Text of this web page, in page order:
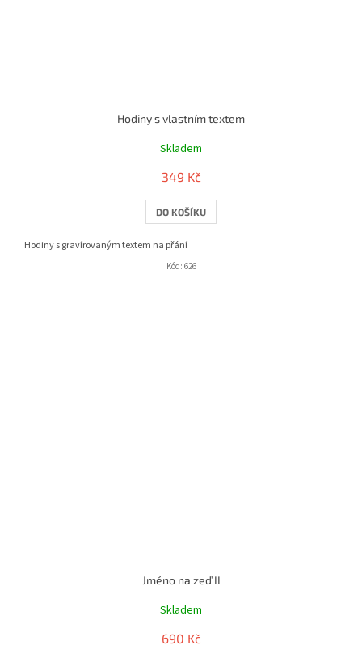
Hodiny s vlastním textem
Skladem
349 Kč
DO KOŠÍKU
Hodiny s gravírovaným textem na přání
Kód: 626
Jméno na zeď II
Skladem
690 Kč